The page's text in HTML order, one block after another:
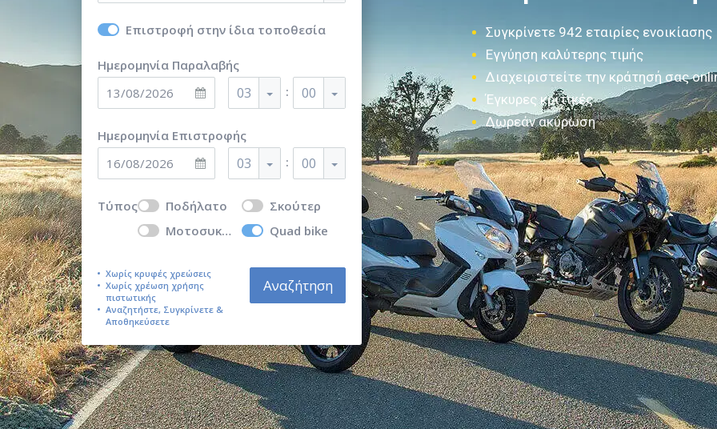
Επιστροφή στην ίδια τοποθεσία
Ημερομηνία Παραλαβής
03 : 00
Ημερομηνία Επιστροφής
03 : 00
Τύπος Ποδήλατο
Σκούτερ
Μοτοσυκλέτα
Quad bike
Χωρίς κρυφές χρεώσεις
Χωρίς χρέωση χρήσης
πιστωτικής
Αναζητήστε, Συγκρίνετε &
Αποθηκεύσετε
Αναζήτηση
Συγκρίνετε 942 εταιρίες ενοικίασης
Εγγύηση καλύτερης τιμής
Διαχειριστείτε την κράτησή σας
Έγκυρες κριτικές
Δωρεάν ακύρωση